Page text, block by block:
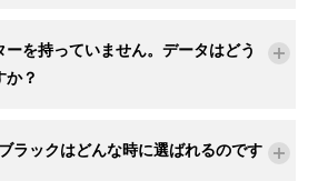
ーを持っていません。データはどう
か？
ラックはどんな時に選ばれるのです